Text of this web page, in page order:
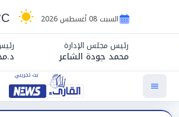
السبت 08 أغسطس 2026
رئيس مجلس الإدارة
محمد جودة الشاعر